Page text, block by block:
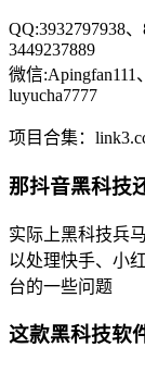
QQ:3932797938
3449237889
微信:Apingfan111
luyucha7777
项目合集：
那抖音黑科技
实际上黑科技兵
以处理快手、小
台的一些问题
这款黑科技软